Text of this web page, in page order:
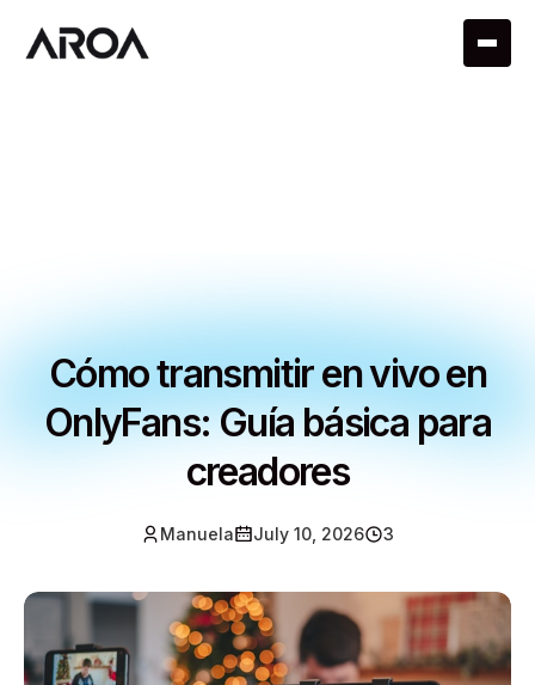
Cómo transmitir en vivo en
OnlyFans: Guía básica para
creadores
Manuela July 10, 2026 3